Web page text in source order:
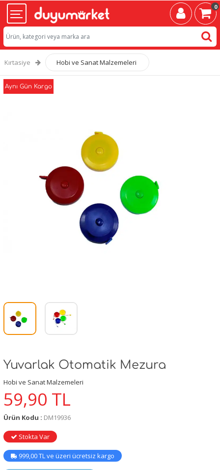
0
Kırtasiye Hobi ve Sanat Malzemeleri
Aynı Gün Kargo
Yuvarlak Otomatik Mezura
Hobi ve Sanat Malzemeleri
59,90 TL
Ürün Kodu : DM19936
Stokta Var
999,00 TL ve üzeri ücretsiz kargo